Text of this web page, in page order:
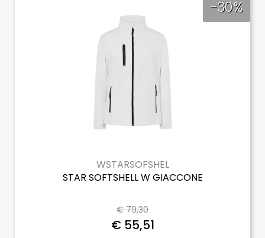
-30%
WSTARSOFSHEL
STAR SOFTSHELL W GIACCONE
€ 79,30
€ 55,51